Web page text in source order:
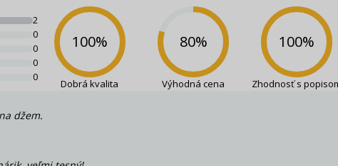
2
0
0
0
0
100%
Dobrá kvalita
80%
Výhodná cena
100%
Zhodnosť s
džem.